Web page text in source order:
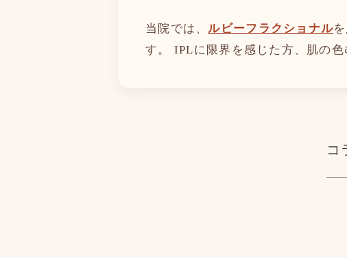
当院では、ルビーフラクショナル
す。 IPLに限界を感じた方、肌の
コ